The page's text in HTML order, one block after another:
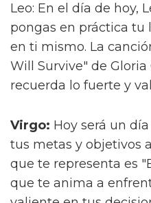
Leo: En el día de hoy,
pongas en práctica tu
en ti mismo. La
Will Survive" de Gloria
recuerda lo fuerte y
Virgo: Hoy será un
tus metas y objetivos
que te representa es
que te anima a